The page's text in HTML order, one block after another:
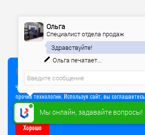
Мы используем куки
Чтобы улучшить работу сайта, мы используем Cookie и
прочие технологии. Используя сайт, вы соглашаетесь
на обработку файлов Cookie
Хорошо
Мы онлайн, задавайте вопросы!
Ольга
Специалист отдела продаж
Здравствуйте!
Ольга печатает...